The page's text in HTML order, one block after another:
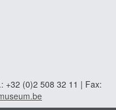
+32 (0)2 508 32 11 | Fax: